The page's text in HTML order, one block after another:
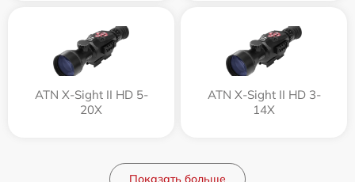
ATN X-Sight II HD 5-
20X
ATN X-Sight II HD 3-
14X